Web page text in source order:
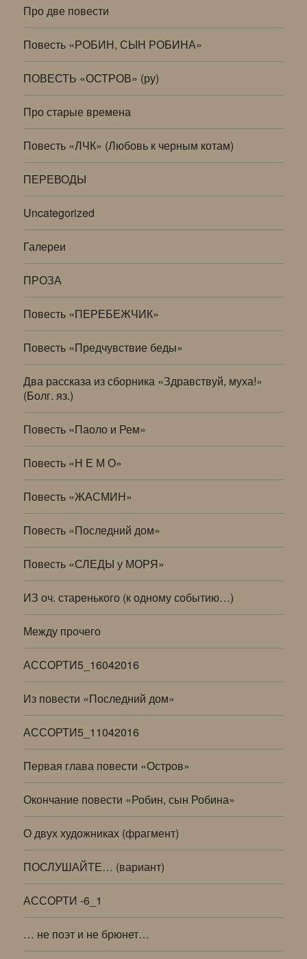
Про две повести
Повесть «РОБИН, СЫН РОБИНА»
ПОВЕСТЬ «ОСТРОВ» (ру)
Про старые времена
Повесть «ЛЧК» (Любовь к черным котам)
ПЕРЕВОДЫ
Uncategorized
Галереи
ПРОЗА
Повесть «ПЕРЕБЕЖЧИК»
Повесть «Предчувствие беды»
Два рассказа из сборника «Здравствуй, муха!»
(Болг. яз.)
Повесть «Паоло и Рем»
Повесть «Н Е М О»
Повесть «ЖАСМИН»
Повесть «Последний дом»
Повесть «СЛЕДЫ у МОРЯ»
ИЗ оч. старенького (к одному событию…)
Между прочего
АССОРТИ5_16042016
Из повести «Последний дом»
АССОРТИ5_11042016
Первая глава повести «Остров»
Окончание повести «Робин, сын Робина»
О двух художниках (фрагмент)
ПОСЛУШАЙТЕ… (вариант)
АССОРТИ -6_1
… не поэт и не брюнет…